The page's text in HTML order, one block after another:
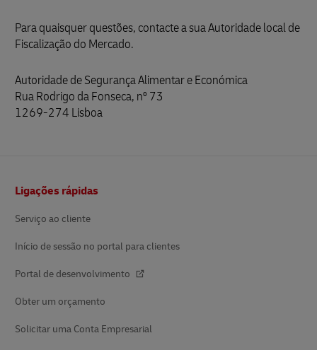
Para quaisquer questões, contacte a sua Autoridade local de
Fiscalização do Mercado.
Autoridade de Segurança Alimentar e Económica
Rua Rodrigo da Fonseca, nº 73
1269-274 Lisboa
Ligações rápidas
Serviço ao cliente
Início de sessão no portal para clientes
Portal de desenvolvimento
Obter um orçamento
Solicitar uma Conta Empresarial